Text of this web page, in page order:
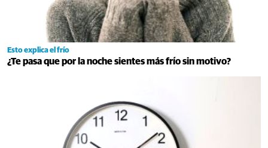
Esto explica el frío
¿Te pasa que por la noche sientes más frío sin motivo?